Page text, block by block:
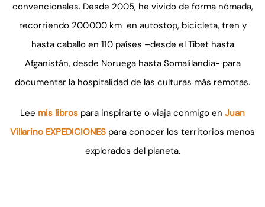
convencionales. Desde 2005, he vivido de forma nómada,
recorriendo 200.000 km en autostop, bicicleta, tren y
hasta caballo en 110 países –desde el Tíbet hasta
Afganistán, desde Noruega hasta Somalilandia- para
documentar la hospitalidad de las culturas más remotas.
Lee mis libros para inspirarte o viaja conmigo en Juan
Villarino EXPEDICIONES para conocer los territorios menos
explorados del planeta.